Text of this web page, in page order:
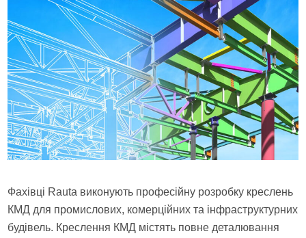
Фахівці Rauta виконують професійну розробку креслень
КМД для промислових, комерційних та інфраструктурних
будівель. Креслення КМД містять повне деталювання